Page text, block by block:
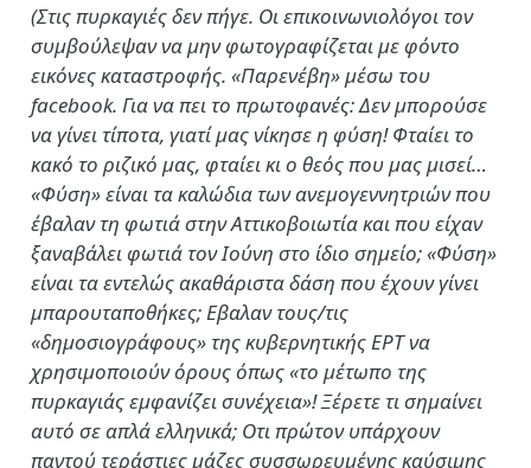
(Στις πυρκαγιές δεν πήγε. Οι επικοινωνιολόγοι τον
συμβούλεψαν να μην φωτογραφίζεται με φόντο
εικόνες καταστροφής. «Παρενέβη» μέσω του
facebook. Για να πει το πρωτοφανές: Δεν μπορούσε
να γίνει τίποτα, γιατί μας νίκησε η φύση! Φταίει το
κακό το ριζικό μας, φταίει κι ο θεός που μας μισεί…
«Φύση» είναι τα καλώδια των ανεμογεννητριών που
έβαλαν τη φωτιά στην Αττικοβοιωτία και που είχαν
ξαναβάλει φωτιά τον Ιούνη στο ίδιο σημείο; «Φύση»
είναι τα εντελώς ακαθάριστα δάση που έχουν γίνει
μπαρουταποθήκες; Εβαλαν τους/τις
«δημοσιογράφους» της κυβερνητικής ΕΡΤ να
χρησιμοποιούν όρους όπως «το μέτωπο της
πυρκαγιάς εμφανίζει συνέχεια»! Ξέρετε τι σημαίνει
αυτό σε απλά ελληνικά; Οτι πρώτον υπάρχουν
παντού τεράστιες μάζες συσσωρευμένης καύσιμης